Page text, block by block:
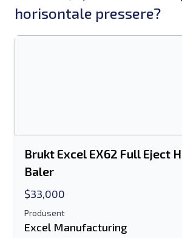
horisontale pressere?
Brukt Excel EX62 Full Eject
Baler
$33,000
Produsent
Excel Manufacturing